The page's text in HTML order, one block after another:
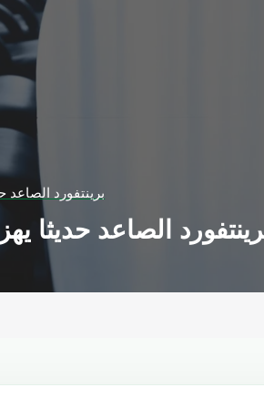
برينتفورد الصاعد
الصاعد حديثا